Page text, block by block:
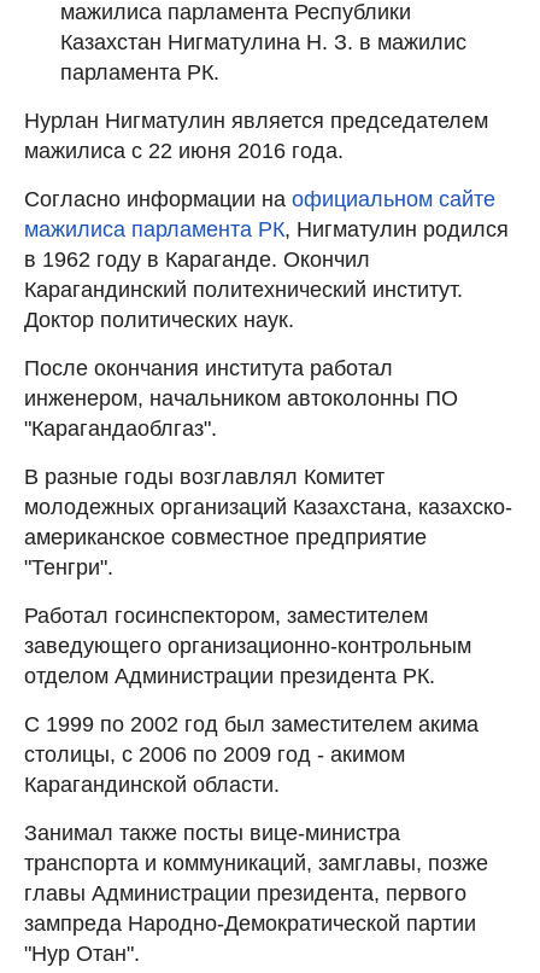
мажилиса парламента Республики
Казахстан Нигматулина Н. З. в мажилис
парламента РК.
Нурлан Нигматулин является председателем
мажилиса с 22 июня 2016 года.
Согласно информации на официальном сайте
мажилиса парламента РК, Нигматулин родился
в 1962 году в Караганде. Окончил
Карагандинский политехнический институт.
Доктор политических наук.
После окончания института работал
инженером, начальником автоколонны ПО
"Карагандаоблгаз".
В разные годы возглавлял Комитет
молодежных организаций Казахстана, казахско-
американское совместное предприятие
"Тенгри".
Работал госинспектором, заместителем
заведующего организационно-контрольным
отделом Администрации президента РК.
С 1999 по 2002 год был заместителем акима
столицы, с 2006 по 2009 год - акимом
Карагандинской области.
Занимал также посты вице-министра
транспорта и коммуникаций, замглавы, позже
главы Администрации президента, первого
зампреда Народно-Демократической партии
"Нур Отан".